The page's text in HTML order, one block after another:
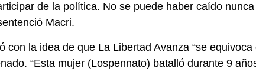
de la política. No se puede haber caído
Macri.
con la idea de que La Libertad Avanza “se
“Esta mujer (Lospennato) batalló durante 9